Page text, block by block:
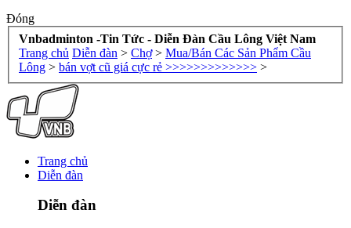
Đóng
Vnbadminton -Tin Tức - Diễn Đàn Cầu Lông Việt Nam
Trang chủ Diễn đàn > Chợ > Mua/Bán Các Sản Phẩm Cầu
Lông > bán vợt cũ giá cực rẻ >>>>>>>>>>>>> >
Trang chủ
Diễn đàn
Diễn đàn